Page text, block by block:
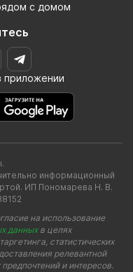
с домом
приложении
информационный
ИП Пономарева Н. В.
на использование
данныхв целях
статистических
релевантной
и интересов.